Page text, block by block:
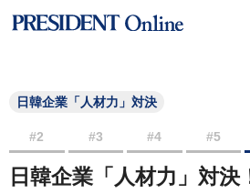
日韓企業「人材力」対決
#2 #3 #4 #5
日韓企業「人材力」対決